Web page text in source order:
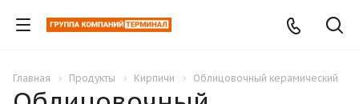
Главная Продукты Кирпичи Облицовочный керамический